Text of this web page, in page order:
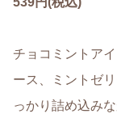
チョコミントア
ース、ミントゼ
っかり詰め込み